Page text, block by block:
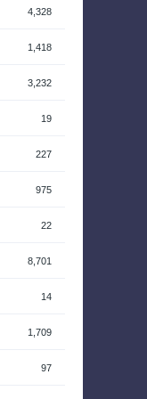
4,328
1,418
3,232
19
227
975
22
8,701
14
1,709
97